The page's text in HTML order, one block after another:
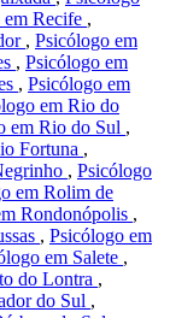
Recife ,
, Psicólogo em
, Psicólogo em
, Psicólogo em
em Rio do
em Rio do Sul ,
Fortuna ,
, Psicólogo
em Rolim de
Rondonópolis ,
, Psicólogo em
em Salete ,
do Lontra ,
do Sul ,